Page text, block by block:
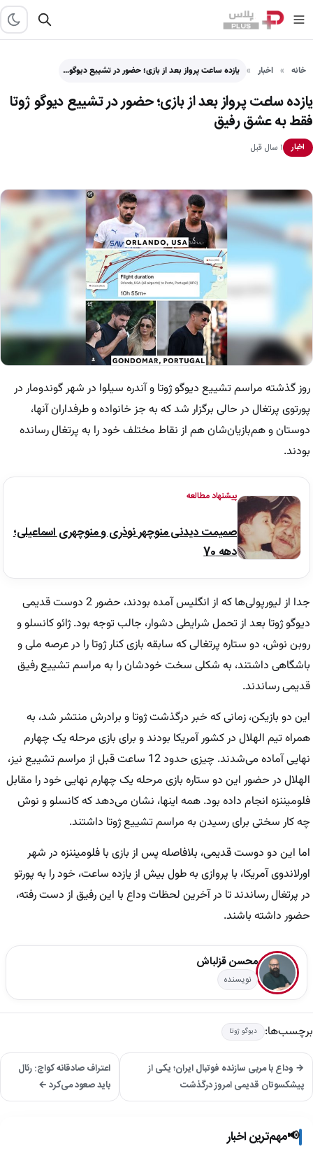
خانه اخبار یازده ساعت پرواز بعد از بازی؛ حضور در تشییع دیوگو…
یازده ساعت پرواز بعد از بازی؛ حضور در تشییع دیوگو ژوتا
فقط به عشق رفیق
اخبار ۱ سال قبل
روز گذشته مراسم تشییع دیوگو ژوتا و آندره سیلوا در شهر گوندومار در
پورتوی پرتغال در حالی برگزار شد که به جز خانواده و طرفداران آنها،
دوستان و هم‌بازیان‌شان هم از نقاط مختلف خود را به پرتغال رسانده
بودند.
پیشنهاد مطالعه
صمیمت دیدنی منوچهر نوذری و منوچهری اسماعیلی؛
دهه 70
جدا از لیورپولی‌ها که از انگلیس آمده بودند، حضور 2 دوست قدیمی
دیوگو ژوتا بعد از تحمل شرایطی دشوار، جالب توجه بود. ژائو کانسلو و
روبن نوش، دو ستاره پرتغالی که سابقه بازی کنار ژوتا را در عرصه ملی و
باشگاهی داشتند، به شکلی سخت خودشان را به مراسم تشییع رفیق
قدیمی رساندند.
این دو بازیکن، زمانی که خبر درگذشت ژوتا و برادرش منتشر شد، به
همراه تیم الهلال در کشور آمریکا بودند و برای بازی مرحله یک چهارم
نهایی آماده می‌شدند. چیزی حدود 12 ساعت قبل از مراسم تشییع نیز،
الهلال در حضور این دو ستاره بازی مرحله یک چهارم نهایی خود را مقابل
فلومیننزه انجام داده بود. همه اینها، نشان می‌دهد که کانسلو و نوش
چه کار سختی برای رسیدن به مراسم تشییع ژوتا داشتند.
اما این دو دوست قدیمی، بلافاصله پس از بازی با فلومیننزه در شهر
اورلاندوی آمریکا، با پروازی به طول بیش از یازده ساعت، خود را به پورتو
در پرتغال رساندند تا در آخرین لحظات وداع با این رفیق از دست رفته،
حضور داشته باشند.
محسن قزلباش
نویسنده
برچسب‌ها: دیوگو ژوتا
→ وداع با مربی سازنده فوتبال ایران؛ یکی از
پیشکسوتان قدیمی امروز درگذشت
اعتراف صادقانه کواچ: رئال
باید صعود می‌کرد ←
📢مهم‌ترین اخبار